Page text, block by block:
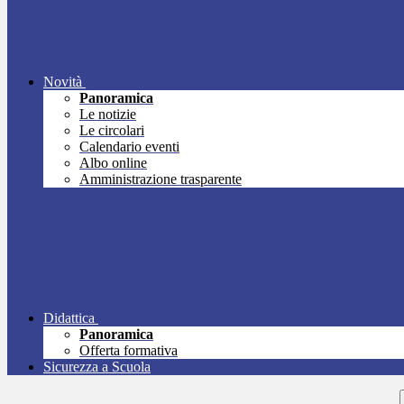
Novità
Panoramica
Le notizie
Le circolari
Calendario eventi
Albo online
Amministrazione trasparente
Didattica
Panoramica
Offerta formativa
Sicurezza a Scuola